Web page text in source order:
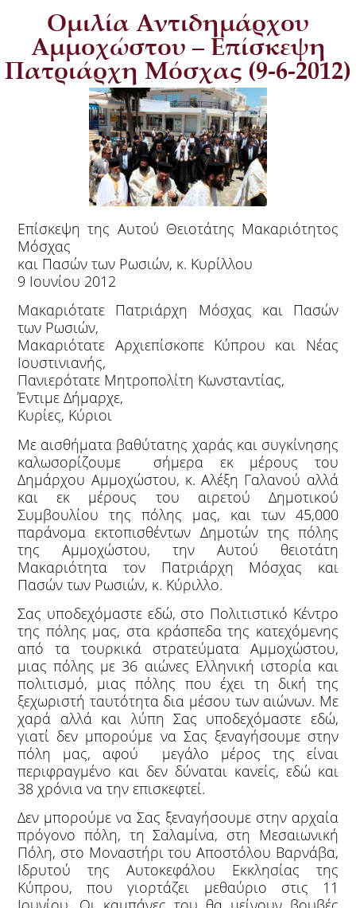
Ομιλία Αντιδημάρχου
Αμμοχώστου – Επίσκεψη
Πατριάρχη Μόσχας (9-6-2012)
Επίσκεψη της Αυτού Θειοτάτης Μακαριότητος
Μόσχας
και Πασών των Ρωσιών, κ. Κυρίλλου
9 Ιουνίου 2012
Μακαριότατε Πατριάρχη Μόσχας και Πασών
των Ρωσιών,
Μακαριότατε Αρχιεπίσκοπε Κύπρου και Νέας
Ιουστινιανής,
Πανιερότατε Μητροπολίτη Κωνσταντίας,
Έντιμε Δήμαρχε,
Κυρίες, Κύριοι
Με αισθήματα βαθύτατης χαράς και συγκίνησης
καλωσορίζουμε σήμερα εκ μέρους του
Δημάρχου Αμμοχώστου, κ. Αλέξη Γαλανού αλλά
και εκ μέρους του αιρετού Δημοτικού
Συμβουλίου της πόλης μας, και των 45,000
παράνομα εκτοπισθέντων Δημοτών της πόλης
της Αμμοχώστου, την Αυτού θειοτάτη
Μακαριότητα τον Πατριάρχη Μόσχας και
Πασών των Ρωσιών, κ. Κύριλλο.
Σας υποδεχόμαστε εδώ, στο Πολιτιστικό Κέντρο
της πόλης μας, στα κράσπεδα της κατεχόμενης
από τα τουρκικά στρατεύματα Αμμοχώστου,
μιας πόλης με 36 αιώνες Ελληνική ιστορία και
πολιτισμό, μιας πόλης που έχει τη δική της
ξεχωριστή ταυτότητα δια μέσου των αιώνων. Με
χαρά αλλά και λύπη Σας υποδεχόμαστε εδώ,
γιατί δεν μπορούμε να Σας ξεναγήσουμε στην
πόλη μας, αφού μεγάλο μέρος της είναι
περιφραγμένο και δεν δύναται κανείς, εδώ και
38 χρόνια να την επισκεφτεί.
Δεν μπορούμε να Σας ξεναγήσουμε στην αρχαία
πρόγονο πόλη, τη Σαλαμίνα, στη Μεσαιωνική
Πόλη, στο Μοναστήρι του Αποστόλου Βαρνάβα,
Ιδρυτού της Αυτοκεφάλου Εκκλησίας της
Κύπρου, που γιορτάζει μεθαύριο στις 11